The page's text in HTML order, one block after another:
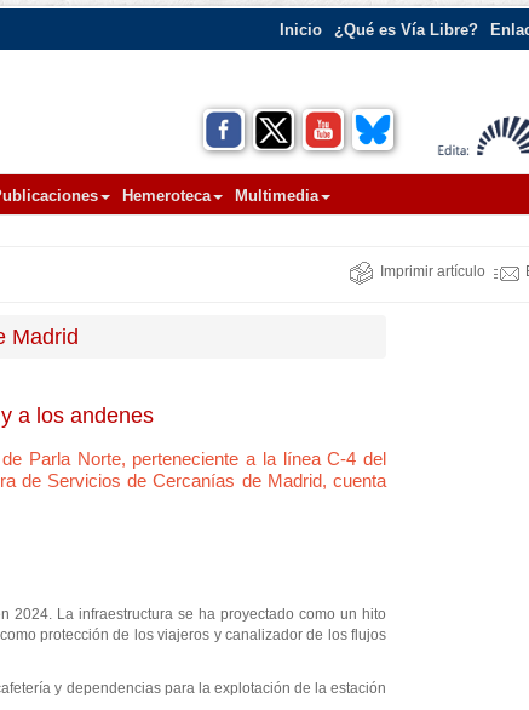
Inicio ¿Qué es Vía Libre?
Hemeroteca Multimedia
Imprimir artículo
Madrid
a los andenes
Parla Norte, perteneciente a la línea C-4 del
de Servicios de Cercanías de Madrid, cuenta
La infraestructura se ha proyectado como un hito
protección de los viajeros y canalizador de los flujos
y dependencias para la explotación de la estación